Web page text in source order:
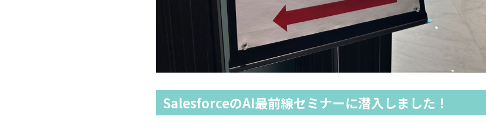
SalesforceのAI最前線セミナーに潜入しました！